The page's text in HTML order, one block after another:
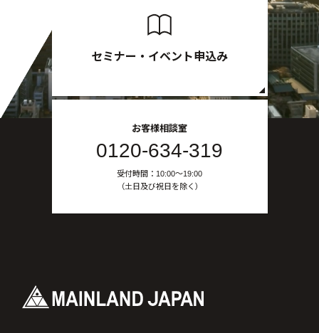
セミナー・イベント申込み
お客様相談室
0120-634-319
受付時間：10:00〜19:00
（土日及び祝日を除く）